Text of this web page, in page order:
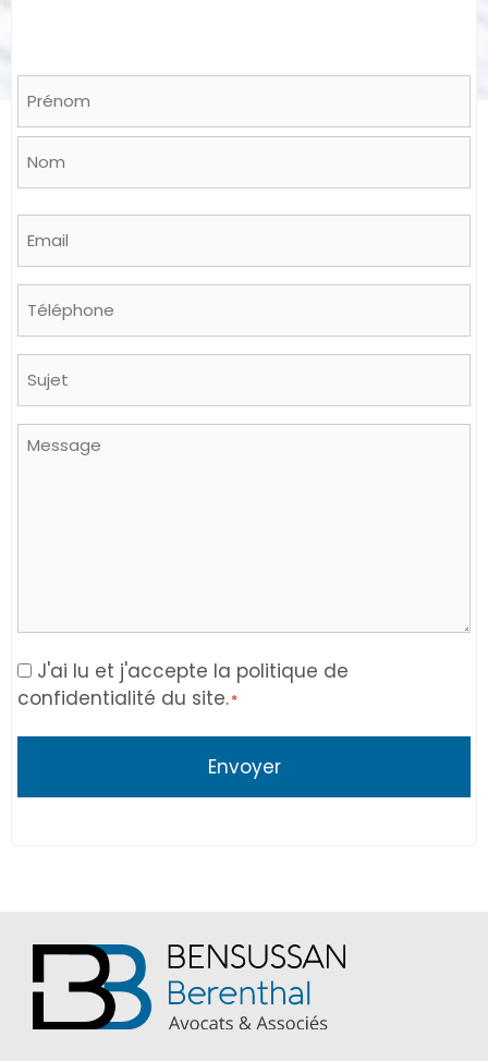
*
Prénom
*
Message
Consent
*
J'ai lu et j'accepte la politique de
confidentialité du site.*